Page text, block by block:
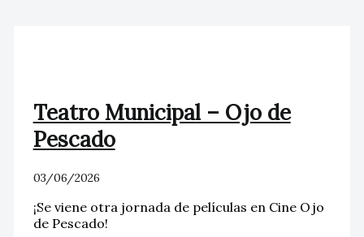
Teatro Municipal – Ojo de
Pescado
03/06/2026
¡Se viene otra jornada de películas en Cine Ojo
de Pescado!